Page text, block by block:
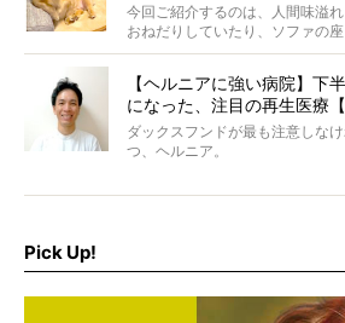
今回ご紹介するのは、人間味溢
おねだりしていたり、ソファの
今にも言葉を発しそうなダック
【ヘルニアに強い病院】下
になった、注目の再生医療
ダックスフンドが最も注意しな
つ、ヘルニア。
特集『ヘルニアに、負けない』
病院のご紹介や、ヘルニアを乗
を点滴投与する治療により、歩
Pick Up!